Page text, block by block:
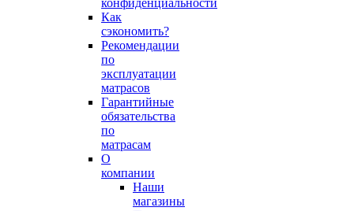
конфиденциальности
Как
сэкономить?
Рекомендации
по
эксплуатации
матрасов
Гарантийные
обязательства
по
матрасам
О
компании
Наши
магазины